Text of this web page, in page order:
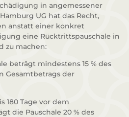
in angemessener
UG hat das Recht,
anstatt einer konkret
eine Rücktrittspauschale in
zu machen:
beträgt mindestens 15 % des
Gesamtbetrags der
180 Tage vor dem
die Pauschale 20 % des